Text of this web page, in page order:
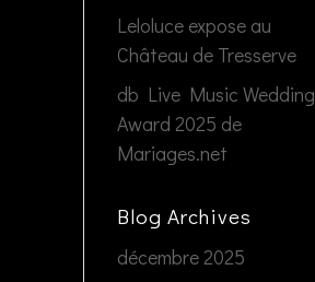
Leloluce expose au
Château de Tresserve
db Live Music Wedding
Award 2025 de
Mariages.net
Blog Archives
décembre 2025